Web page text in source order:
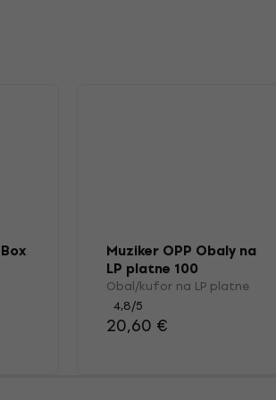
Muziker OPP Obaly na
LP platne 100
Obal/kufor na LP platne
4,8/5
20,60 €